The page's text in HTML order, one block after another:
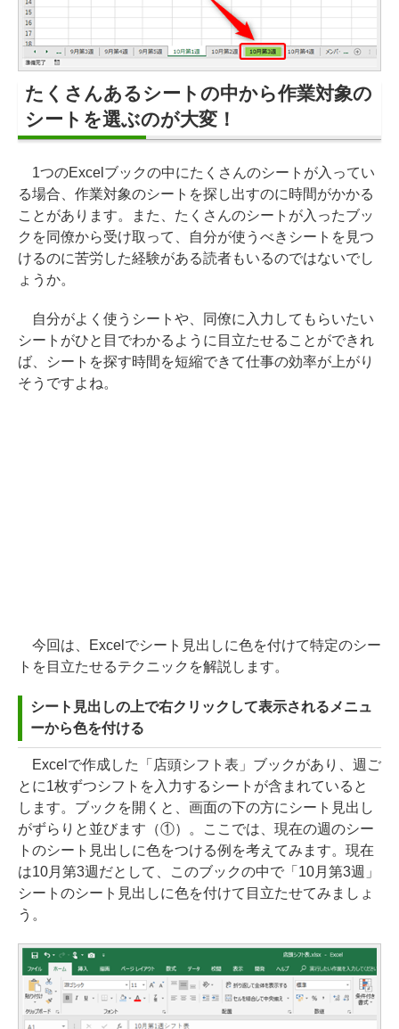
たくさんあるシートの中から作業対象の
シートを選ぶのが大変！
1つのExcelブックの中にたくさんのシートが入ってい
る場合、作業対象のシートを探し出すのに時間がかかる
ことがあります。また、たくさんのシートが入ったブッ
クを同僚から受け取って、自分が使うべきシートを見つ
けるのに苦労した経験がある読者もいるのではないでし
ょうか。
自分がよく使うシートや、同僚に入力してもらいたい
シートがひと目でわかるように目立たせることができれ
ば、シートを探す時間を短縮できて仕事の効率が上がり
そうですよね。
今回は、Excelでシート見出しに色を付けて特定のシー
トを目立たせるテクニックを解説します。
シート見出しの上で右クリックして表示されるメニュ
ーから色を付ける
Excelで作成した「店頭シフト表」ブックがあり、週ご
とに1枚ずつシフトを入力するシートが含まれていると
します。ブックを開くと、画面の下の方にシート見出し
がずらりと並びます（①）。ここでは、現在の週のシー
トのシート見出しに色をつける例を考えてみます。現在
は10月第3週だとして、このブックの中で「10月第3週」
シートのシート見出しに色を付けて目立たせてみましょ
う。